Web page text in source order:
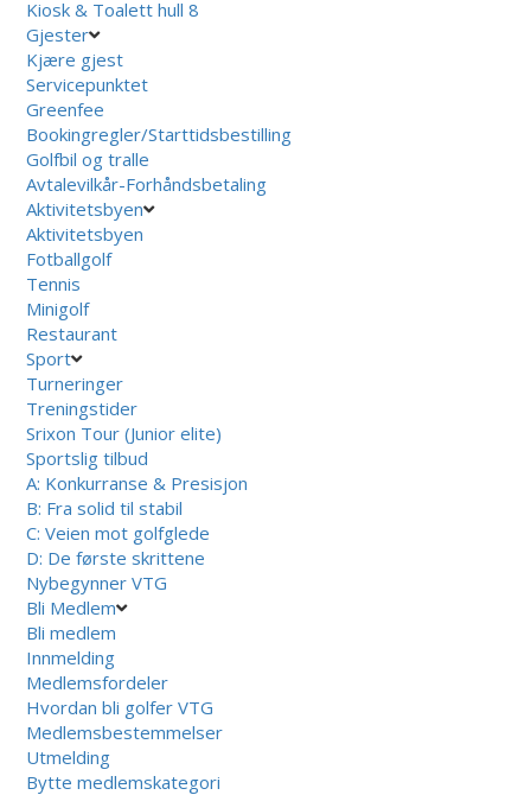
Kiosk & Toalett hull 8
Gjester
Kjære gjest
Servicepunktet
Greenfee
Bookingregler/Starttidsbestilling
Golfbil og tralle
Avtalevilkår-Forhåndsbetaling
Aktivitetsbyen
Aktivitetsbyen
Fotballgolf
Tennis
Minigolf
Restaurant
Sport
Turneringer
Treningstider
Srixon Tour (Junior elite)
Sportslig tilbud
A: Konkurranse & Presisjon
B: Fra solid til stabil
C: Veien mot golfglede
D: De første skrittene
Nybegynner VTG
Bli Medlem
Bli medlem
Innmelding
Medlemsfordeler
Hvordan bli golfer VTG
Medlemsbestemmelser
Utmelding
Bytte medlemskategori